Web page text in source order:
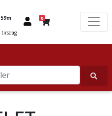
tirsdag
0